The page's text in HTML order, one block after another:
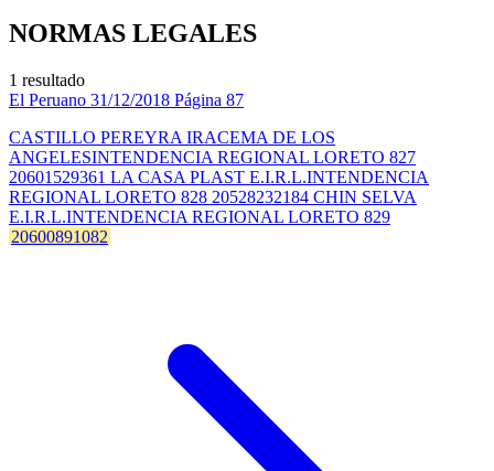
NORMAS LEGALES
1 resultado
El Peruano 31/12/2018 Página 87
CASTILLO PEREYRA IRACEMA DE LOS
ANGELESINTENDENCIA REGIONAL LORETO 827
20601529361 LA CASA PLAST E.I.R.L.INTENDENCIA
REGIONAL LORETO 828 20528232184 CHIN SELVA
E.I.R.L.INTENDENCIA REGIONAL LORETO 829
20600891082